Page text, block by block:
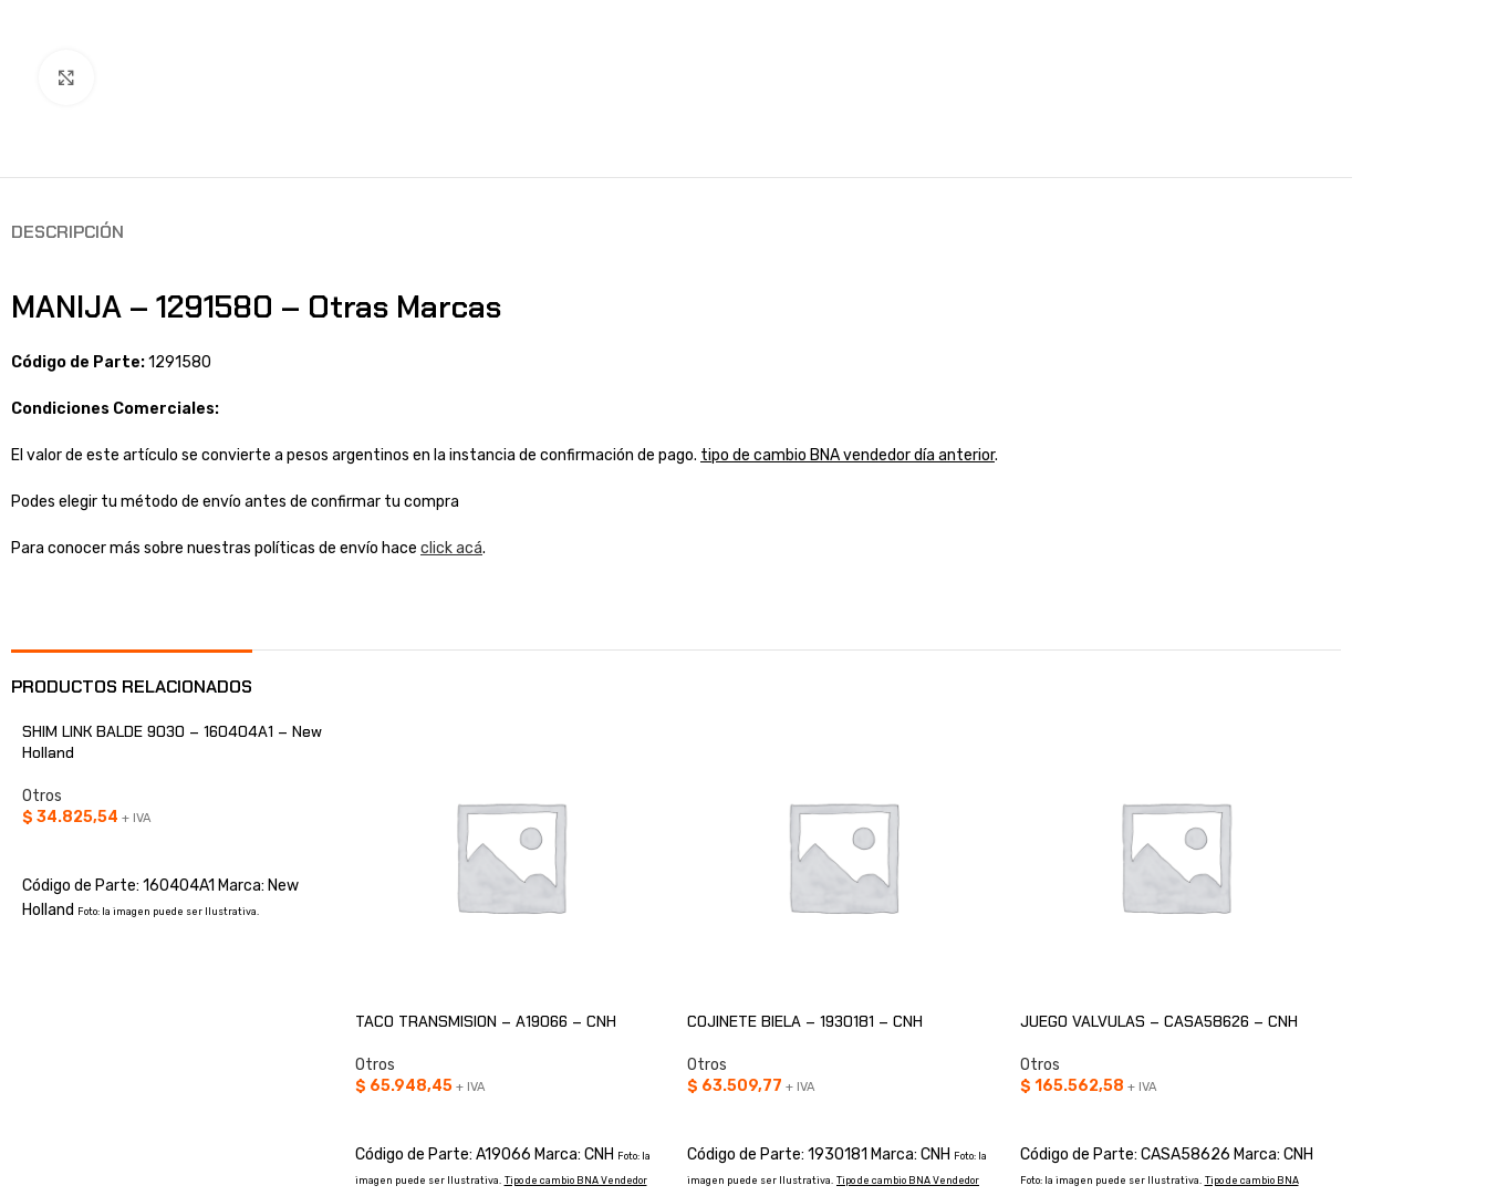
DESCRIPCIÓN
MANIJA – 1291580 – Otras Marcas
Código de Parte:1291580
Condiciones Comerciales:
El valor de este artículo se convierte a pesos argentinos en la instancia de confirmación de pago. tipo de cambio BNA vendedor día anterior.
Podes elegir tu método de envío antes de confirmar tu compra
Para conocer más sobre nuestras políticas de envío hace click acá.
PRODUCTOS RELACIONADOS
SHIM LINK BALDE 9030 – 160404A1 – New
Holland
Otros
$ 34.825,54 + IVA
Código de Parte: 160404A1 Marca: New
Holland
Foto: la imagen puede ser Ilustrativa.
TACO TRANSMISION – A19066 – CNH
Otros
$ 65.948,45 + IVA
Código de Parte: A19066 Marca: CNH
Foto: la
imagen puede ser Ilustrativa. Tipo de cambio BNA Vendedor
COJINETE BIELA – 1930181 – CNH
Otros
$ 63.509,77 + IVA
Código de Parte: 1930181 Marca: CNH
Foto: la
imagen puede ser Ilustrativa. Tipo de cambio BNA Vendedor
JUEGO VALVULAS – CASA58626 – CNH
Otros
$ 165.562,58 + IVA
Código de Parte: CASA58626 Marca: CNH
Foto: la imagen puede ser Ilustrativa. Tipo de cambio BNA